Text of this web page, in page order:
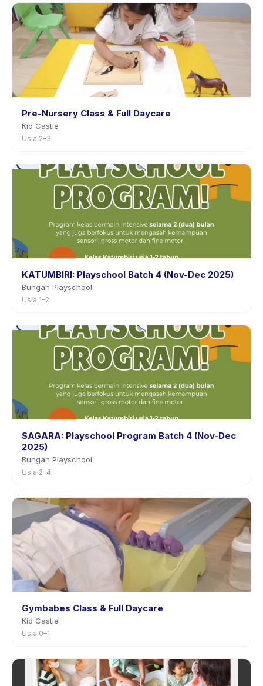
Pre-Nursery Class & Full Daycare
Kid Castle
Usia 2–3
KATUMBIRI: Playschool Batch 4 (Nov-Dec 2025)
Bungah Playschool
Usia 1–2
SAGARA: Playschool Program Batch 4 (Nov-Dec
2025)
Bungah Playschool
Usia 2–4
Gymbabes Class & Full Daycare
Kid Castle
Usia 0–1